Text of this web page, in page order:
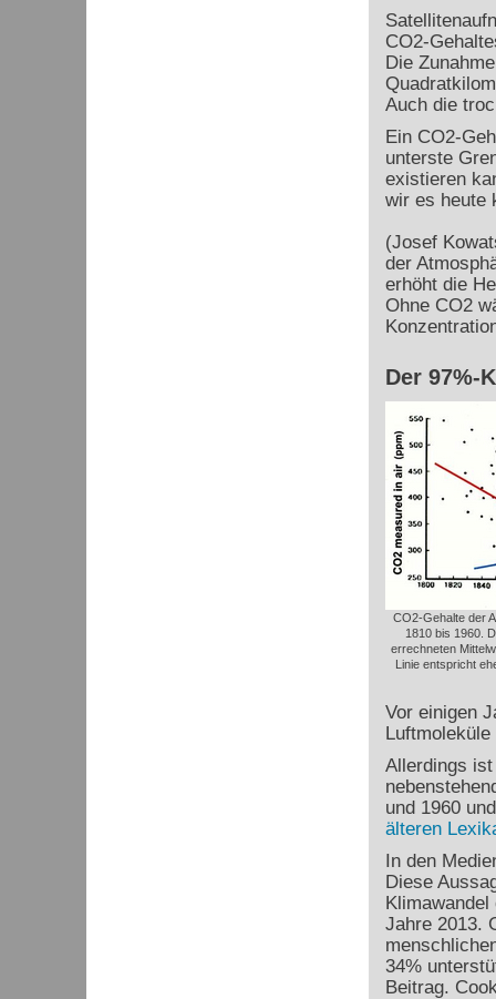
CO2-
Die
Auch die
Ein CO2-
unterste
existieren
wir es heute
(Josef
der
erhöht die
Ohne CO2
Der 97%-
CO2-Gehalte der
1810 bis 1960.
errechneten
Linie entspricht
Vor einigen
Allerdings
und 1960
älteren
In den
Diese
Jahre 2013.
34%
Beitrag.